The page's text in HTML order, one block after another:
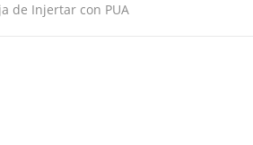
de Injertar con PUA